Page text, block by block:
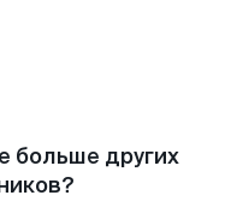
больше других